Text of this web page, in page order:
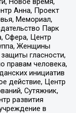
Анна, Проект
Мемориал,
Парк
Сфера, Центр
Женщины
гласности,
правам человека,
инициатив
действие, Центр
Сутяжник,
развития
в